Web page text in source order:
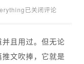
已关闭评论
且用过。但无论
文吹捧，它就是